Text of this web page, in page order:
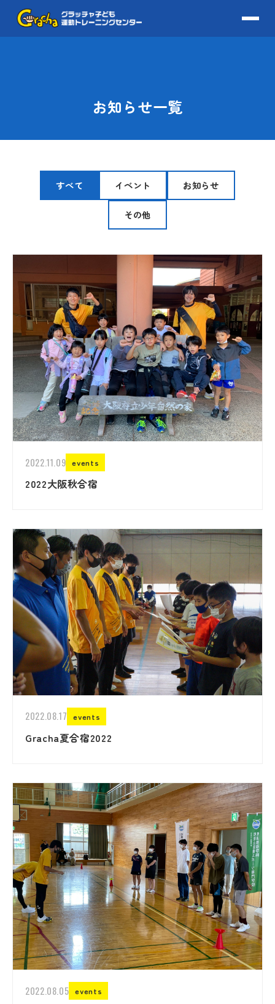
お知らせ一覧
すべて イベント お知らせ
その他
2022.11.09 events
2022大阪秋合宿
2022.08.17 events
Gracha夏合宿2022
2022.08.05 events